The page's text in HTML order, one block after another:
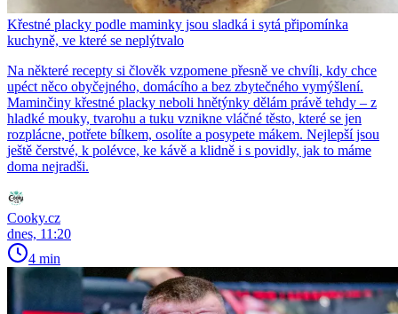
Křestné placky podle maminky jsou sladká i sytá připomínka
kuchyně, ve které se neplýtvalo
Na některé recepty si člověk vzpomene přesně ve chvíli, kdy chce
upéct něco obyčejného, domácího a bez zbytečného vymýšlení.
Maminčiny křestné placky neboli hnětýnky dělám právě tehdy – z
hladké mouky, tvarohu a tuku vznikne vláčné těsto, které se jen
rozplácne, potřete bílkem, osolíte a posypete mákem. Nejlepší jsou
ještě čerstvé, k polévce, ke kávě a klidně i s povidly, jak to máme
doma nejradši.
Cooky.cz
dnes, 11:20
4 min